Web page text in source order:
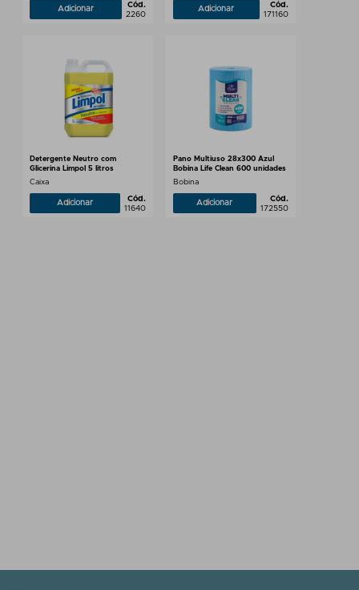
Adicionar
Cód.
2260
Adicionar
Cód.
171160
Detergente Neutro com
Glicerina Limpol 5 litros
Caixa
Adicionar
Cód.
11640
Pano Multiuso 28x300 Azul
Bobina Life Clean 600 unidades
Bobina
Adicionar
Cód.
172550